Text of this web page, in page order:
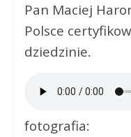
Pan Maciej
Polsce
dziedzinie.
fotografia: